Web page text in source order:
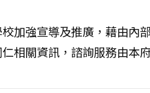
加強宣導及推廣，藉由內
相關資訊，諮詢服務由本